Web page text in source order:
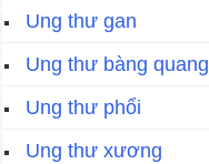
Ung thư gan
Ung thư bàng quang
Ung thư phổi
Ung thư xương